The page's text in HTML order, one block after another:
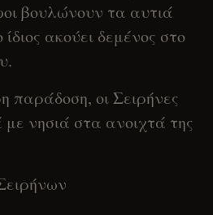
βουλώνουν τα αυτιά
ακούει δεμένος στο
παράδοση, οι Σειρήνες
νησιά στα ανοιχτά της